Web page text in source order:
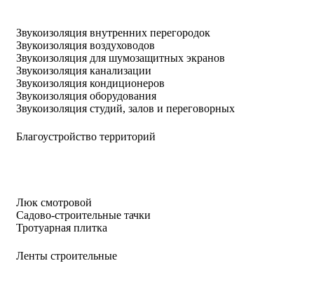
Звукоизоляция внутренних перегородок
Звукоизоляция воздуховодов
Звукоизоляция для шумозащитных экранов
Звукоизоляция канализации
Звукоизоляция кондиционеров
Звукоизоляция оборудования
Звукоизоляция студий, залов и переговорных
Благоустройство территорий
Люк смотровой
Садово-строительные тачки
Тротуарная плитка
Ленты строительные